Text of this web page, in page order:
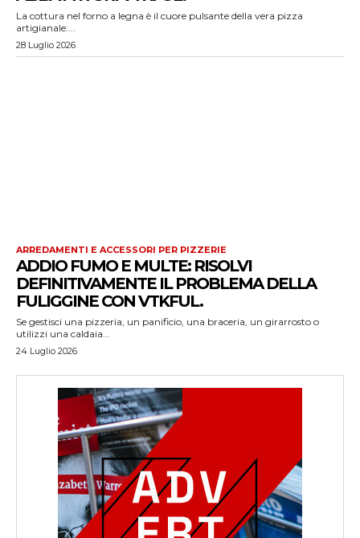
La cottura nel forno a legna è il cuore pulsante della vera pizza
artigianale:...
28 Luglio 2026
ARREDAMENTI E ACCESSORI PER PIZZERIE
ADDIO FUMO E MULTE: RISOLVI
DEFINITIVAMENTE IL PROBLEMA DELLA
FULIGGINE CON VTKFUL.
Se gestisci una pizzeria, un panificio, una braceria, un girarrosto o
utilizzi una caldaia...
24 Luglio 2026